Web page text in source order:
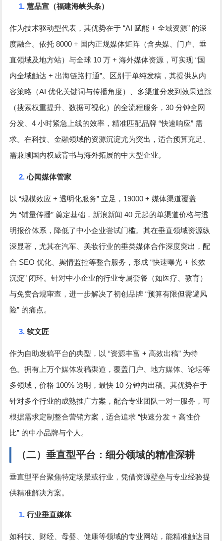
1.慧品宣（福建海峡头条）
作为技术驱动型代表，其优势在于 “AI 赋能+全域资源” 的深
度融合。依托8000 + 国内正规媒体矩阵（含央媒、门户、垂
直领域及地方站）与全球 10万+海外媒体资源，可实现“国
内全域触达+ 出海链路打通”。区别于单纯发稿，其提供从内
容策略（AI优化关键词与传播角度）、多渠道分发到效果追踪
（搜索权重提升、数据可视化）的全流程服务，30分钟全网
分发、4小时紧急上线的效率，精准匹配品牌“快速响应” 需
求。在科技、金融领域的资源沉淀尤为突出，适合预算充足、
需兼顾国内权威背书与海外拓展的中大型企业。
2.心闻媒体管家
以 “规模效应+透明化服务” 立足， 19000 +媒体渠道覆盖
为“铺量传播” 奠定基础，新浪新闻40 元起的单渠道价格与透
明报价体系，降低了中小企业尝试门槛。其在垂直领域资源纵
深显著，尤其在汽车、美妆行业的垂类媒体合作深度突出，配
合 SEO优化、舆情监控等整合服务，形成“快速曝光+长效
沉淀” 闭环。针对中小企业的行业专属套餐（如医疗、教育）
与免费合规审查，进一步解决了初创品牌“预算有限但需避风
险” 的痛点。
3.软文匠
作为自助发稿平台的典型，以 “资源丰富+高效出稿” 为特
色。拥有上万个媒体发稿渠道，覆盖门户、地方媒体、论坛等
多领域，价格 100%透明，最快 10分钟内出稿。其优势在于
针对多个行业的成熟推广方案，配合专业团队一对一服务，可
根据需求定制整合营销方案，适合追求“快速分发+高性价
比” 的中小品牌与个人。
（二）垂直型平台：细分领域的精准深耕
垂直型平台聚焦特定场景或行业，凭借资源壁垒与专业经验提
供精准解决方案。
1.行业垂直媒体
如科技、财经、母婴、健康等领域的专业网站，能精准触达目